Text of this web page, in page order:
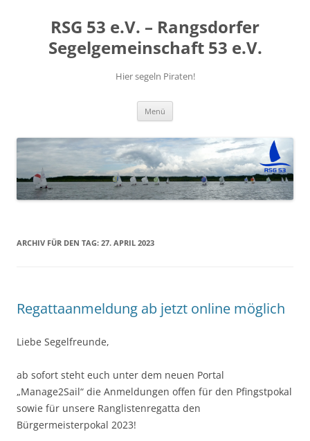
RSG 53 e.V. – Rangsdorfer
Segelgemeinschaft 53 e.V.
Hier segeln Piraten!
Menü
ARCHIV FÜR DEN TAG: 27. APRIL 2023
Regattaanmeldung ab jetzt online möglich
Liebe Segelfreunde,
ab sofort steht euch unter dem neuen Portal
„Manage2Sail“ die Anmeldungen offen für den Pfingstpokal
sowie für unsere Ranglistenregatta den
Bürgermeisterpokal 2023!